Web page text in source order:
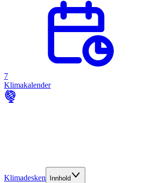
7
Klimakalender
Klimadesken Innhold